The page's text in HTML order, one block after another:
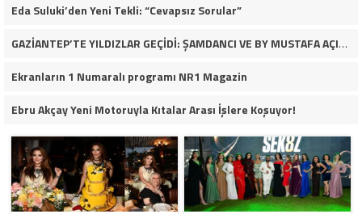
Eda Suluki’den Yeni Tekli: “Cevapsız Sorular”
GAZİANTEP’TE YILDIZLAR GEÇİDİ: ŞAMDANCI VE BY MUSTAFA AÇILIŞI İLE GREEN PARK’TA GÖRKEMLİ GALA
Ekranların 1 Numaralı programı NR1 Magazin
Ebru Akçay Yeni Motoruyla Kıtalar Arası İşlere Koşuyor!